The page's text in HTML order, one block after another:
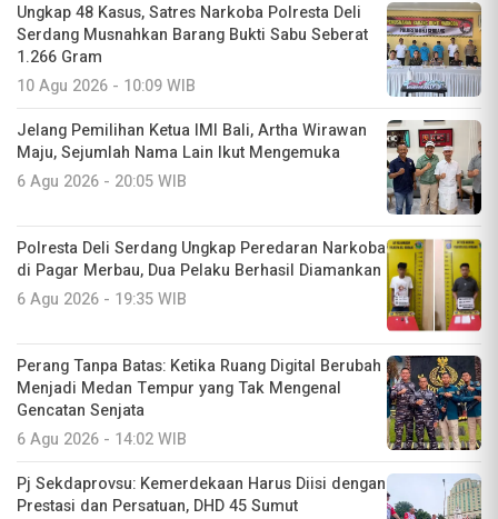
Ungkap 48 Kasus, Satres Narkoba Polresta Deli
Serdang Musnahkan Barang Bukti Sabu Seberat
1.266 Gram
10 Agu 2026 - 10:09 WIB
Jelang Pemilihan Ketua IMI Bali, Artha Wirawan
Maju, Sejumlah Nama Lain Ikut Mengemuka
6 Agu 2026 - 20:05 WIB
Polresta Deli Serdang Ungkap Peredaran Narkoba
di Pagar Merbau, Dua Pelaku Berhasil Diamankan
6 Agu 2026 - 19:35 WIB
Perang Tanpa Batas: Ketika Ruang Digital Berubah
Menjadi Medan Tempur yang Tak Mengenal
Gencatan Senjata
6 Agu 2026 - 14:02 WIB
Pj Sekdaprovsu: Kemerdekaan Harus Diisi dengan
Prestasi dan Persatuan, DHD 45 Sumut